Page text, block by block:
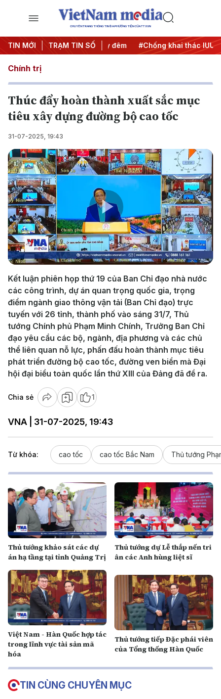
CHUYÊN TRANG THÔNG TIN ĐA PHƯƠNG TIỆN CỦA TTXVN
TIN MỚI TRẠM TIN SỐ
#Chiến dịch 500 ngày đêm #Chống khai thác IUU
Chính trị
Thúc đẩy hoàn thành xuất sắc mục
tiêu xây dựng đường bộ cao tốc
31-07-2025, 19:43
Play
Video
Kết luận phiên họp thứ 19 của Ban Chỉ đạo nhà nước
các công trình, dự án quan trọng quốc gia, trọng
điểm ngành giao thông vận tải (Ban Chỉ đạo) trực
tuyến với 26 tỉnh, thành phố vào sáng 31/7, Thủ
tướng Chính phủ Phạm Minh Chính, Trưởng Ban Chỉ
đạo yêu cầu các bộ, ngành, địa phương và các chủ
thể liên quan nỗ lực, phấn đấu hoàn thành mục tiêu
phát triển đường bộ cao tốc, đường ven biển mà Đại
hội đại biểu toàn quốc lần thứ XIII của Đảng đã đề ra.
Chia sẻ 1
VNA | 31-07-2025, 19:43
Từ khóa: cao tốc cao tốc Bắc Nam Thủ tướng
Thủ tướng khảo sát các dự
án hạ tầng tại tỉnh Quảng Trị
Thủ tướng dự Lễ thắp nến tri
ân các Anh hùng liệt sĩ
Việt Nam - Hàn Quốc hợp tác
trong lĩnh vực tài sản mã
hóa
Thủ tướng tiếp Đặc phái viên
của Tổng thống Hàn Quốc
TIN CÙNG CHUYÊN MỤC